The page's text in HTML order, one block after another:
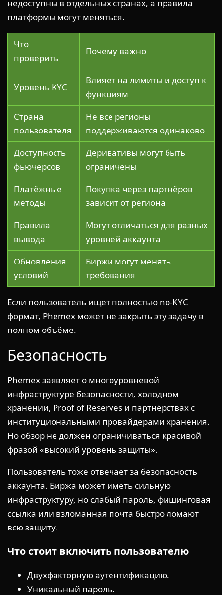
недоступны в отдельных странах, а правила
платформы могут меняться.
Что
проверить
Почему важно
Уровень KYC
Влияет на лимиты и доступ к
функциям
Страна
пользователя
Не все регионы
поддерживаются одинаково
Доступность
фьючерсов
Деривативы могут быть
ограничены
Платёжные
методы
Покупка через партнёров
зависит от региона
Правила
вывода
Могут отличаться для разных
уровней аккаунта
Обновления
условий
Биржи могут менять
требования
Если пользователь ищет полностью no-KYC
формат, Phemex может не закрыть эту задачу в
полном объёме.
Безопасность
Phemex заявляет о многоуровневой
инфраструктуре безопасности, холодном
хранении, Proof of Reserves и партнёрствах с
институциональными провайдерами хранения.
Но обзор не должен ограничиваться красивой
фразой «высокий уровень защиты».
Пользователь тоже отвечает за безопасность
аккаунта. Биржа может иметь сильную
инфраструктуру, но слабый пароль, фишинговая
ссылка или взломанная почта быстро ломают
всю защиту.
Что стоит включить пользователю
Двухфакторную аутентификацию.
Уникальный пароль.